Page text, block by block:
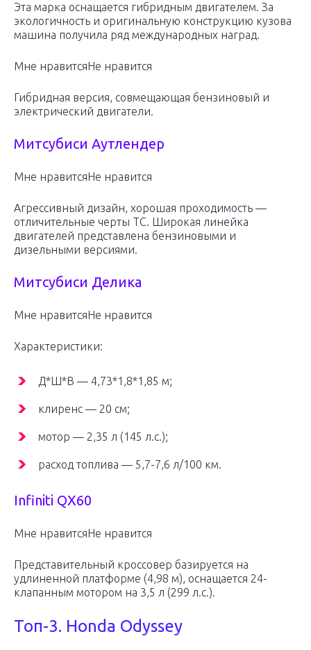
Эта марка оснащается гибридным двигателем. За
экологичность и оригинальную конструкцию кузова
машина получила ряд международных наград.
Мне нравитсяНе нравится
Гибридная версия, совмещающая бензиновый и
электрический двигатели.
Митсубиси Аутлендер
Мне нравитсяНе нравится
Агрессивный дизайн, хорошая проходимость —
отличительные черты ТС. Широкая линейка
двигателей представлена бензиновыми и
дизельными версиями.
Митсубиси Делика
Мне нравитсяНе нравится
Характеристики:
Д*Ш*В — 4,73*1,8*1,85 м;
клиренс — 20 см;
мотор — 2,35 л (145 л.с.);
расход топлива — 5,7-7,6 л/100 км.
Infiniti QX60
Мне нравитсяНе нравится
Представительный кроссовер базируется на
удлиненной платформе (4,98 м), оснащается 24-
клапанным мотором на 3,5 л (299 л.с.).
Топ-3. Honda Odyssey